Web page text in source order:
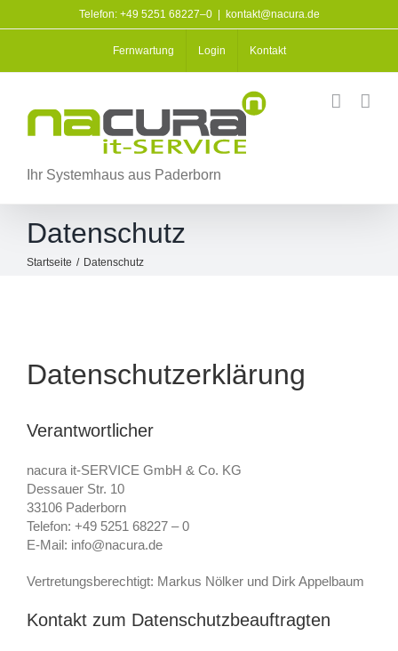
Inhalt
Telefon: +49 5251 68227–0 kontakt@nacura.de
Fernwartung Login Kontakt
Ihr Systemhaus aus Paderborn
Datenschutz
Startseite / Datenschutz
Datenschutzerklärung
Verantwortlicher
nacura it-SERVICE GmbH & Co. KG
Dessauer Str. 10
33106 Paderborn
Telefon: +49 5251 68227 – 0
E-Mail: info@nacura.de
Vertretungsberechtigt: Markus Nölker und Dirk Appelbaum
Kontakt zum Datenschutzbeauftragten